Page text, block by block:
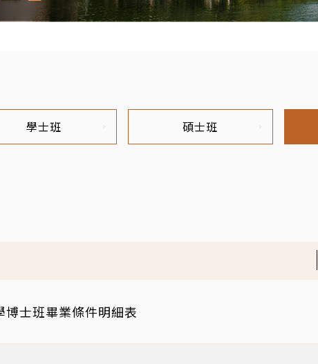
學士班 碩士班
博士班畢業條件明細表